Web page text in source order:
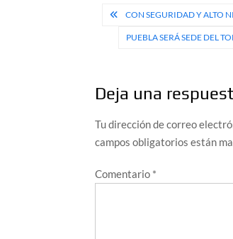
Navegación
CON SEGURIDAD Y ALTO
PUEBLA SERÁ SEDE DEL
Deja una
Tu dirección de correo
campos obligatorios están
Comentario *